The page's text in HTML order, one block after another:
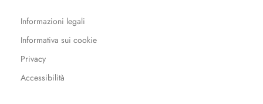
Informazioni legali
Informativa sui cookie
Privacy
Accessibilità